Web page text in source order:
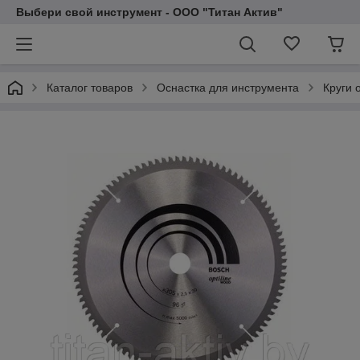
Выбери свой инструмент - ООО "Титан Актив"
Каталог товаров Оснастка для инструмента Круги